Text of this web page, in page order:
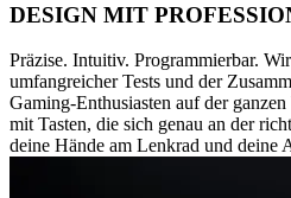
DESIGN MIT
Präzise. Intuitiv. Programmierbar.
umfangreicher Tests und der
Gaming-Enthusiasten auf der
mit Tasten, die sich genau an der
deine Hände am Lenkrad und deine